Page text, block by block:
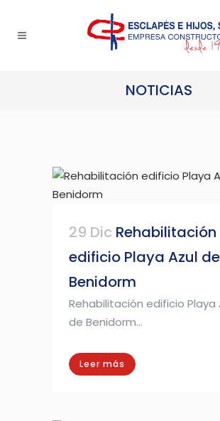
NOTICIAS
29 Dic Rehabilitación
edificio Playa Azul de
Benidorm
Rehabilitación edificio Playa
de Benidorm...
Leer más